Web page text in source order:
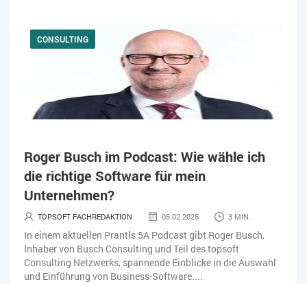
CONSULTING
Roger Busch im Podcast: Wie wähle ich
die richtige Software für mein
Unternehmen?
TOPSOFT FACHREDAKTION 05.02.2025 3 MIN.
In einem aktuellen Prantls 5A Podcast gibt Roger Busch,
Inhaber von Busch Consulting und Teil des topsoft
Consulting Netzwerks, spannende Einblicke in die Auswahl
und Einführung von Business-Software....